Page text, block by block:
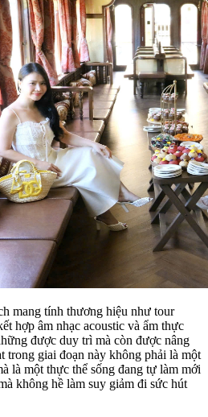
mang tính thương hiệu như tour
hợp âm nhạc acoustic và ẩm thực
được duy trì mà còn được nâng
trong giai đoạn này không phải là một
là một thực thể sống đang tự làm mới
không hề làm suy giảm đi sức hút